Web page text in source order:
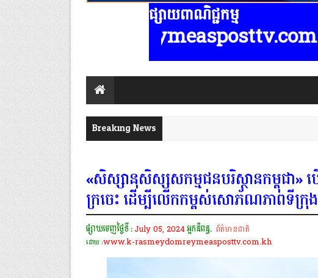
ផ្សាយពាណិជ្ជកម្ម
មាន
Breaking News
«សិស្សានុសិស្សសកម្មជនបរិស្ថានកម្ពុជា» ប
ក្រចេះ ដើម្បីលើកកម្ពស់សោភ័ណភាពទីក្រុង
ផ្សាយចេញថ្ងៃទី :July 05, 2024អ្នកនិពន្ធ. ព័ត៌មានជាតិ
ដោយ :www.k-rasmeydomreymeasposttv.com.kh